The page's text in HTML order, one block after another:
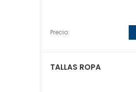
Precio:
TALLAS ROPA